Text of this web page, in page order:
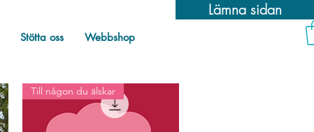
Lämna sidan
Stötta oss Webbshop
Till någon du älskar